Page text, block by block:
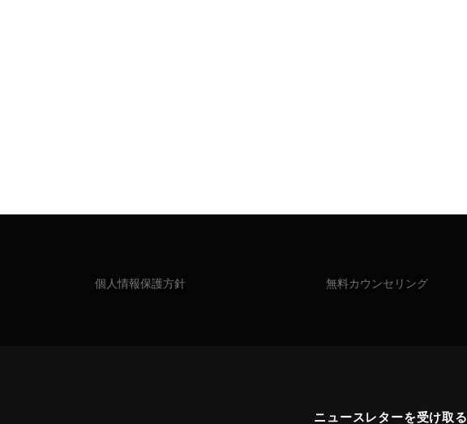
個人情報保護方針 無料カウンセリング
ニュースレターを受け取る